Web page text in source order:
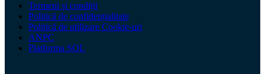
Termeni și condiții
Politică de confidențialitate
Politică de utilizare Cookie-uri
ANPC
Platforma SOL